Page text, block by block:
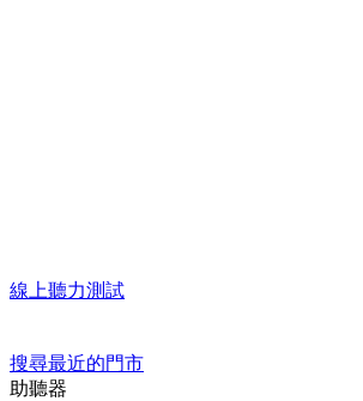
線上聽力測試
搜尋最近的門市
助聽器